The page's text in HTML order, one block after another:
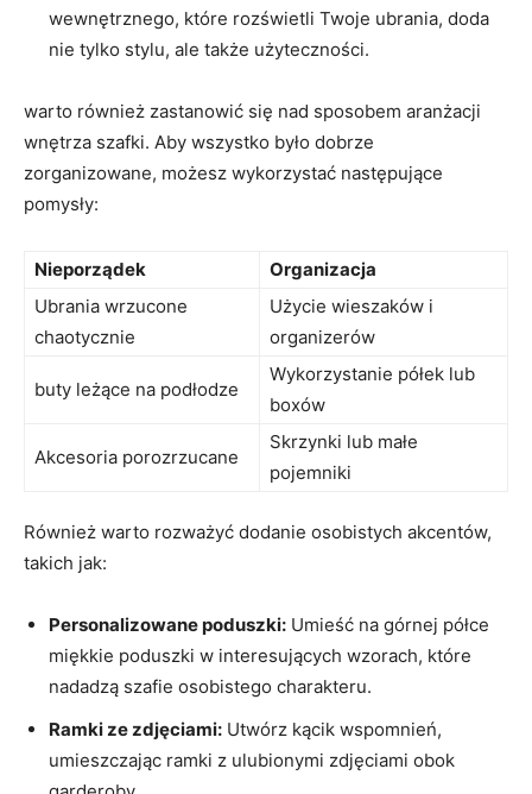
wewnętrznego, które rozświetli Twoje ubrania, doda
nie tylko stylu, ale także użyteczności.
warto również zastanowić się nad sposobem aranżacji
wnętrza szafki. Aby wszystko było dobrze
zorganizowane, możesz wykorzystać następujące
pomysły:
Nieporządek
Organizacja
Ubrania wrzucone
chaotycznie
Użycie wieszaków i
organizerów
buty leżące na podłodze
Wykorzystanie półek lub
boxów
Akcesoria porozrzucane
Skrzynki lub małe
pojemniki
Również warto rozważyć dodanie osobistych akcentów,
takich jak:
Personalizowane poduszki: Umieść na górnej półce
miękkie poduszki w interesujących wzorach, które
nadadzą szafie osobistego charakteru.
Ramki ze zdjęciami: Utwórz kącik wspomnień,
umieszczając ramki z ulubionymi zdjęciami obok